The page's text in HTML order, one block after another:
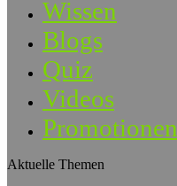
Wissen
Blogs
Quiz
Videos
Promotionen
Aktuelle Themen